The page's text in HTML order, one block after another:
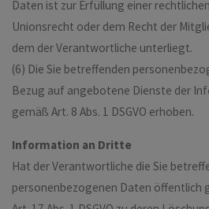
Daten ist zur Erfüllung einer
Unionsrecht oder dem Recht der
dem der Verantwortliche unterliegt.
(6) Die Sie betreffenden
Bezug auf angebotene Dienste der
gemäß Art. 8 Abs. 1 DSGVO erhoben.
Information an Dritte
Hat der Verantwortliche die Sie
personenbezogenen Daten öffentlich